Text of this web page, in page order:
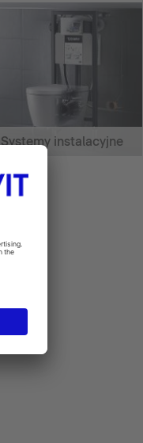
Systemy instalacyjne